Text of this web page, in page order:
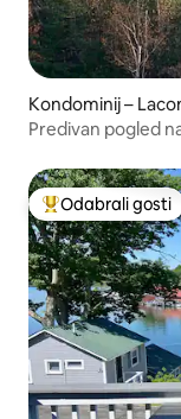
Kondominij –
Predivan pogled
Među najviše
Odabrali gosti